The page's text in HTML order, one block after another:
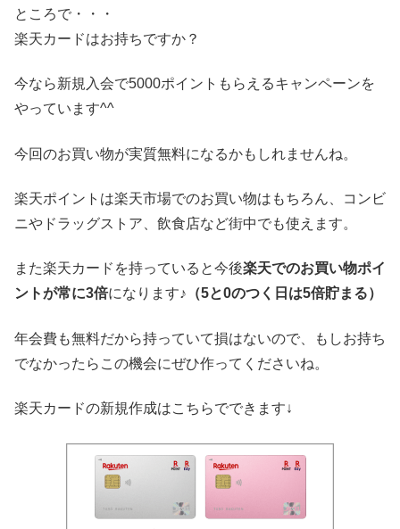
ところで・・・
楽天カードはお持ちですか？
今なら新規入会で5000ポイントもらえるキャンペーンを
やっています^^
今回のお買い物が実質無料になるかもしれませんね。
楽天ポイントは楽天市場でのお買い物はもちろん、コンビ
ニやドラッグストア、飲食店など街中でも使えます。
また楽天カードを持っていると今後楽天でのお買い物ポイ
ントが常に3倍になります♪ （5と0のつく日は5倍貯まる）
年会費も無料だから持っていて損はないので、もしお持ち
でなかったらこの機会にぜひ作ってくださいね。
楽天カードの新規作成はこちらでできます↓